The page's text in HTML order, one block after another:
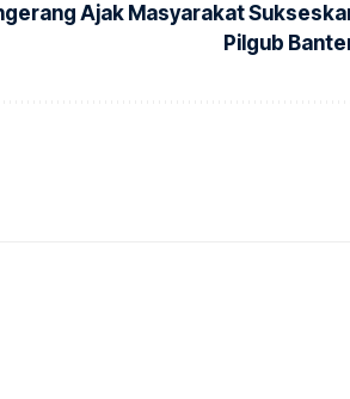
Ajak Masyarakat
Pilgub